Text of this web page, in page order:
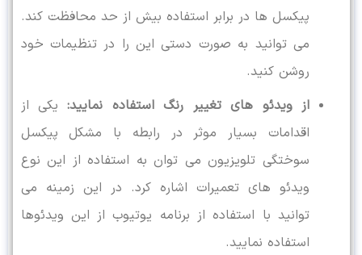
پیکسل‌ ها در برابر استفاده بیش از حد محافظت کند.
می توانید به صورت دستی این را در تنظیمات خود
روشن کنید.
از ویدئو های تغییر رنگ استفاده نمایید:یکی از
اقدامات بسیار موثر در رابطه با مشکل پیکسل
سوختگی تلویزیون می توان به استفاده از این نوع
ویدئو های تعمیرات اشاره کرد. در این زمینه می
توانید با استفاده از برنامه یوتیوب از این ویدئوها
استفاده نمایید.